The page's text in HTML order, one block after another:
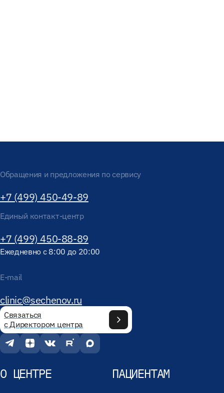
Обращения и предложения по сервису
+7 (499) 450-49-89
Единый контакт-центр
+7 (499) 450-88-89
Ежедневно с 8:00 до 20:00
E-mail
clinic@sechenov.ru
Связаться
с Директором центра
О ЦЕНТРЕ ПАЦИЕНТАМ